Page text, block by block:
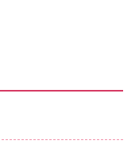
24号 No.2500増刊
道エンタメの矜持／
証5年 KLMEA128G
iPhone 17 用 保護フィ
証5年 KLMEA128G
Amazonロゴ - クラ